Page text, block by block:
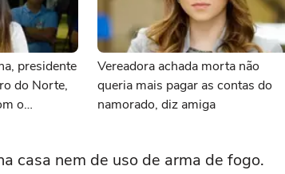
presidente
do Norte,
o
Vereadora achada morta não
queria mais pagar as contas do
namorado, diz amiga
casa nem de uso de arma de fogo.